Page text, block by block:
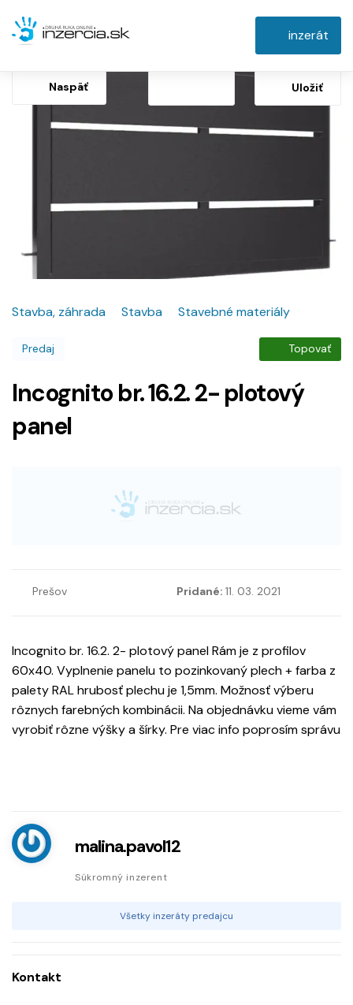
inzerát
Naspäť Uložiť
Stavba, záhrada Stavba Stavebné materiály
Predaj Topovať
Incognito br. 16.2. 2- plotový
panel
Prešov Pridané: 11. 03. 2021
Incognito br. 16.2. 2- plotový panel Rám je z profilov
60x40. Vyplnenie panelu to pozinkovaný plech + farba z
palety RAL hrubosť plechu je 1,5mm. Možnosť výberu
rôznych farebných kombinácii. Na objednávku vieme vám
vyrobiť rôzne výšky a šírky. Pre viac info poprosím správu
malina.pavol12
Súkromný inzerent
Všetky inzeráty predajcu
Kontakt